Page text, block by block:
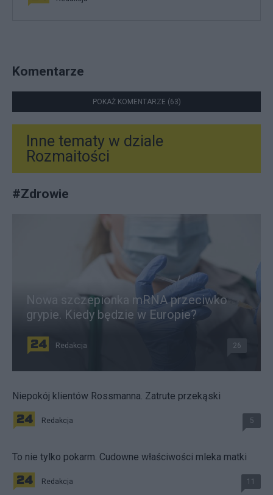
Komentarze
POKAŻ KOMENTARZE (63)
Inne tematy w dziale
Rozmaitości
#Zdrowie
Nowa szczepionka mRNA przeciwko
grypie. Kiedy będzie w Europie?
Redakcja 26
Niepokój klientów Rossmanna. Zatrute przekąski
Redakcja 5
To nie tylko pokarm. Cudowne właściwości mleka matki
Redakcja 11